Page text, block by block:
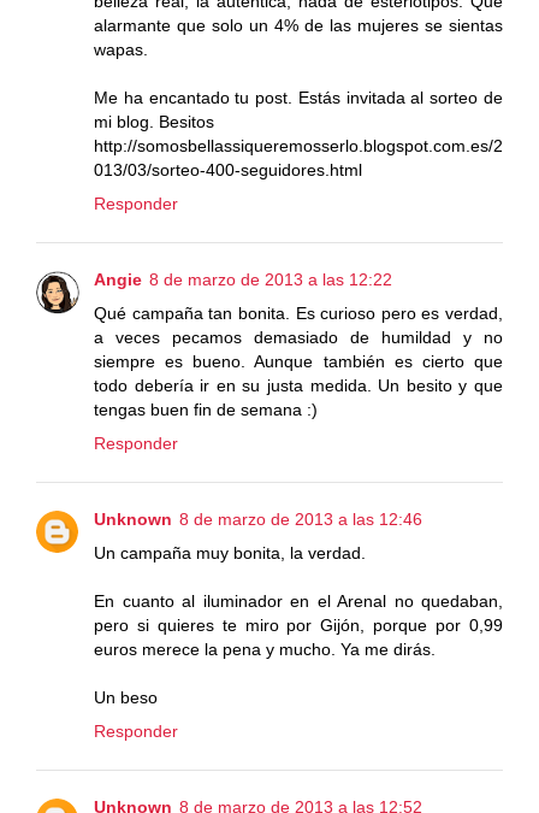
alarmante que solo un 4% de las mujeres se sientas
wapas.
Me ha encantado tu post. Estás invitada al sorteo de
mi blog. Besitos
http://somosbellassiqueremosserlo.blogspot.com.es/2
013/03/sorteo-400-seguidores.html
Responder
Angie 8 de marzo de 2013 a las 12:22
Qué campaña tan bonita. Es curioso pero es verdad,
a veces pecamos demasiado de humildad y no
siempre es bueno. Aunque también es cierto que
todo debería ir en su justa medida. Un besito y que
tengas buen fin de semana :)
Responder
Unknown 8 de marzo de 2013 a las 12:46
Un campaña muy bonita, la verdad.
En cuanto al iluminador en el Arenal no quedaban,
pero si quieres te miro por Gijón, porque por 0,99
euros merece la pena y mucho. Ya me dirás.
Un beso
Responder
Unknown 8 de marzo de 2013 a las 12:52